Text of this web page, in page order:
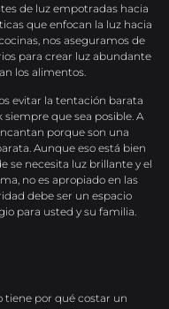
de luz empotradas hacia
que enfocan la luz hacia
nos aseguramos de
para crear luz abundante
los alimentos.
evitar la tentación barata
que sea posible. A
porque son una
Aunque eso está bien
se necesita luz brillante y el
no es apropiado en las
debe ser un espacio
para usted y su familia.
tiene por qué costar un